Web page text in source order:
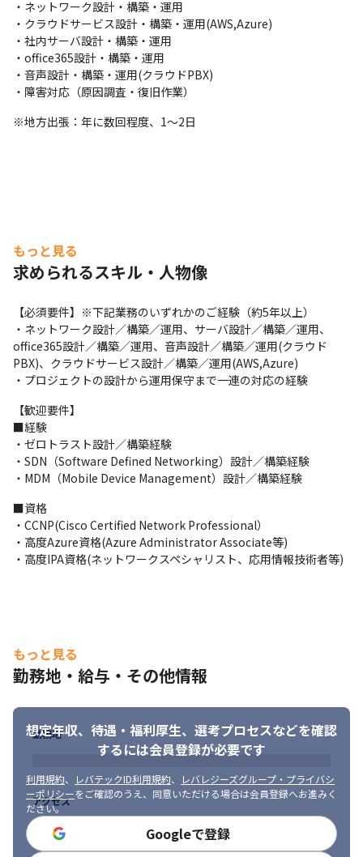
・ネットワーク設計・構築・運用
・クラウドサービス設計・構築・運用(AWS,Azure)
・社内サーバ設計・構築・運用
・office365設計・構築・運用
・音声設計・構築・運用(クラウドPBX)
・障害対応（原因調査・復旧作業）
※地方出張：年に数回程度、1～2日
もっと見る
求められるスキル・人物像
【必須要件】※下記業務のいずれかのご経験（約5年以上）
・ネットワーク設計／構築／運用、サーバ設計／構築／運用、
office365設計／構築／運用、音声設計／構築／運用(クラウド
PBX)、クラウドサービス設計／構築／運用(AWS,Azure)
・プロジェクトの設計から運用保守まで一連の対応の経験
【歓迎要件】
■経験
・ゼロトラスト設計／構築経験
・SDN（Software Defined Networking）設計／構築経験
・MDM（Mobile Device Management）設計／構築経験
■資格
・CCNP(Cisco Certified Network Professional）
・高度Azure資格(Azure Administrator Associate等)
・高度IPA資格(ネットワークスペシャリスト、応用情報技術者等)
もっと見る
勤務地・給与・その他情報
想定年収、待遇・福利厚生、 選考プロセスなどを確認
するには会員登録が必要です
利用規約、 レバテックID利用規約、
レバレジーズグループ・プライバシ
ーポリシーをご確認のうえ、同意いただける場合は会員登録へお進みく
ださい。
Googleで登録
勤務地
アクセス